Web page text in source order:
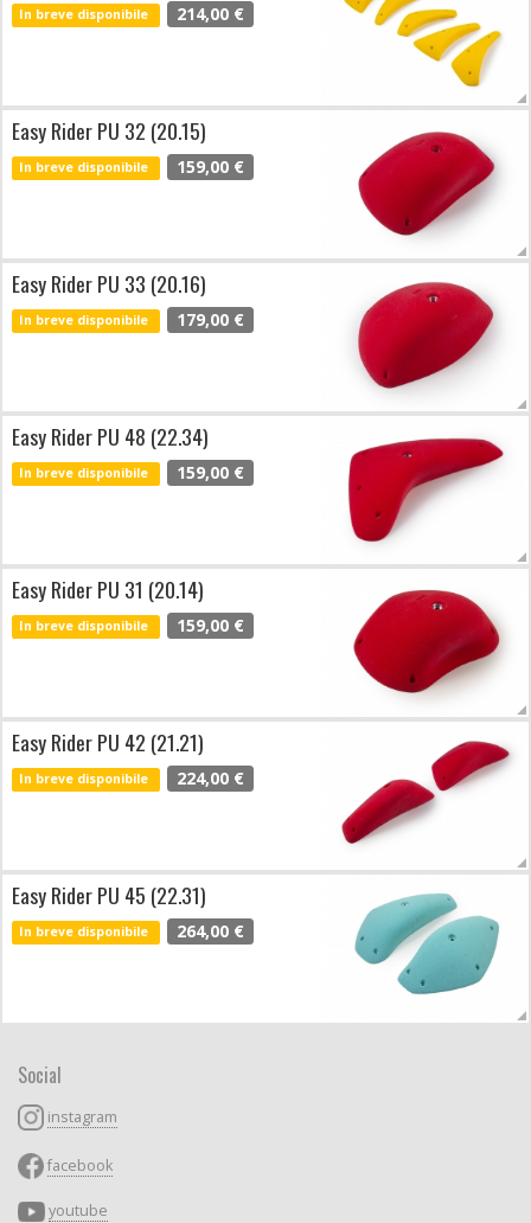
In breve disponibile 214,00 €
Easy Rider PU 32 (20.15)
In breve disponibile 159,00 €
Easy Rider PU 33 (20.16)
In breve disponibile 179,00 €
Easy Rider PU 48 (22.34)
In breve disponibile 159,00 €
Easy Rider PU 31 (20.14)
In breve disponibile 159,00 €
Easy Rider PU 42 (21.21)
In breve disponibile 224,00 €
Easy Rider PU 45 (22.31)
In breve disponibile 264,00 €
Social
instagram
facebook
youtube